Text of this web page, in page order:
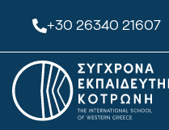
+30 26340 21607